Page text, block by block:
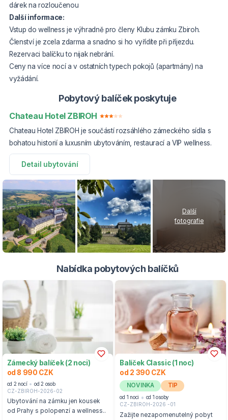
dárek na rozloučenou
Další informace:
Vstup do wellness je výhradně pro členy Klubu zámku Zbiroh.
Členství je zcela zdarma a snadno si ho vyřídíte při příjezdu.
Rezervaci balíčku to nijak nebrání.
Ceny na více nocí a v ostatních typech pokojů (apartmány) na
vyžádání.
Pobytový balíček poskytuje
Chateau Hotel ZBIROH
Chateau Hotel ZBIROH je součástí rozsáhlého zámeckého sídla s
bohatou historií a luxusním ubytováním, restaurací a VIP wellness.
Detail ubytování
Další
fotografie
Nabídka pobytových balíčků
Zámecký balíček (2 noci)
od 8 990 CZK
od 2 nocí
od 2 osob
CZ-ZBIROH-2026-02
Ubytování na zámku jen kousek
od Prahy s polopenzí a wellness..
Balíček Classic (1 noc)
od 2 390 CZK
NOVINKA TIP
od 1 noci
od 1 osoby
CZ-ZBIROH-2026 -01
Zažijte nezapomenutelný pobyt